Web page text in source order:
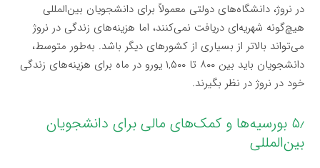
در نروژ، دانشگاه‌های دولتی معمولاً برای دانشجویان بین‌المللی
هیچ‌گونه شهریه‌ای دریافت نمی‌کنند، اما هزینه‌های زندگی در نروژ
می‌تواند بالاتر از بسیاری از کشورهای دیگر باشد. به‌طور متوسط،
دانشجویان باید بین ۸۰۰ تا ۱,۵۰۰ یورو در ماه برای هزینه‌های زندگی
خود در نروژ در نظر بگیرند.
۵٫ بورسیه‌ها و کمک‌های مالی برای دانشجویان
بین‌المللی